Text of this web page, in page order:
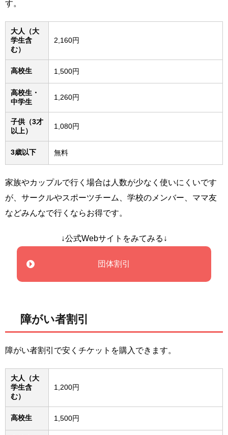
す。
大人（大
学生含
む）
2,160円
高校生 1,500円
高校生・
中学生
1,260円
子供（3才
以上）
1,080円
3歳以下 無料
家族やカップルで行く場合は人数が少なく使いにくいです
が、サークルやスポーツチーム、学校のメンバー、ママ友
などみんなで行くならお得です。
↓公式Webサイトをみてみる↓
団体割引
障がい者割引
障がい者割引で安くチケットを購入できます。
大人（大
学生含
む）
1,200円
高校生 1,500円